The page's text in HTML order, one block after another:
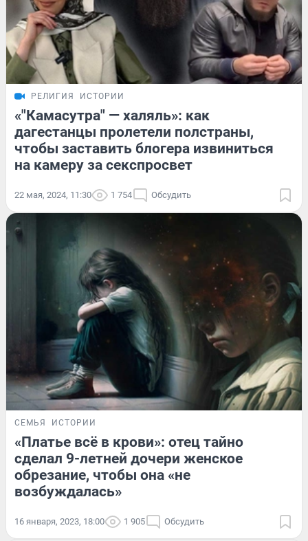
РЕЛИГИЯ ИСТОРИИ
«"Камасутра" — халяль»: как
дагестанцы пролетели полстраны,
чтобы заставить блогера извиниться
на камеру за секспросвет
22 мая, 2024, 11:30 1 754 Обсудить
СЕМЬЯ ИСТОРИИ
«Платье всё в крови»: отец тайно
сделал 9-летней дочери женское
обрезание, чтобы она «не
возбуждалась»
16 января, 2023, 18:00 1 905 Обсудить